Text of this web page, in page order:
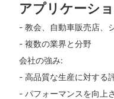
アプリケーシ
- 教会、自動車販売店、
- 複数の業界と分野
会社の強み:
- 高品質な生産に対する
- パフォーマンスを向上